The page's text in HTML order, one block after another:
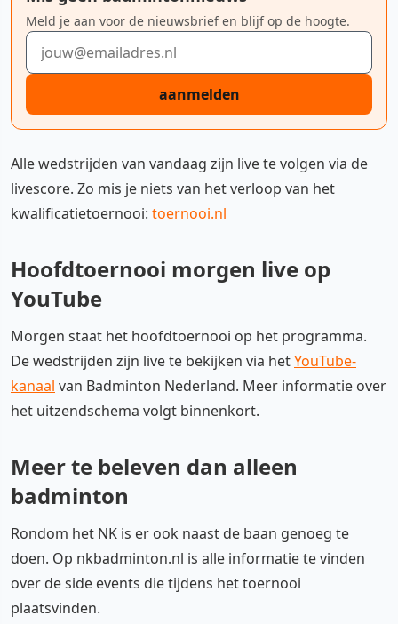
Meld je aan voor de nieuwsbrief en blijf op de hoogte.
E-mailadres
aanmelden
Alle wedstrijden van vandaag zijn live te volgen via de
livescore. Zo mis je niets van het verloop van het
kwalificatietoernooi: toernooi.nl
Hoofdtoernooi morgen live op
YouTube
Morgen staat het hoofdtoernooi op het programma.
De wedstrijden zijn live te bekijken via hetYouTube-
kanaal van Badminton Nederland. Meer informatie over
het uitzendschema volgt binnenkort.
Meer te beleven dan alleen
badminton
Rondom het NK is er ook naast de baan genoeg te
doen. Op nkbadminton.nl is alle informatie te vinden
over de side events die tijdens het toernooi
plaatsvinden.